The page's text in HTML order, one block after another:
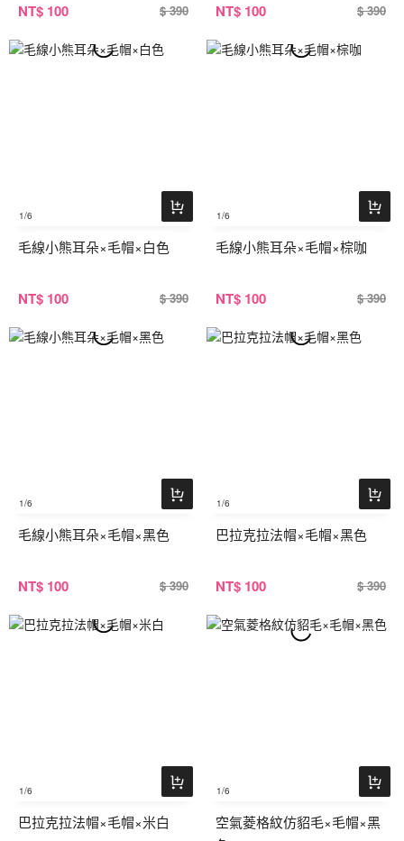
NT$ 100 $ 390 NT$ 100 $ 390
1/6
毛線小熊耳朵×毛帽×白色
NT$ 100 $ 390
1/6
毛線小熊耳朵×毛帽×棕咖
NT$ 100 $ 390
1/6
毛線小熊耳朵×毛帽×黑色
NT$ 100 $ 390
1/6
巴拉克拉法帽×毛帽×黑色
NT$ 100 $ 390
1/6
巴拉克拉法帽×毛帽×米白
1/6
空氣菱格紋仿貂毛×毛帽×黑